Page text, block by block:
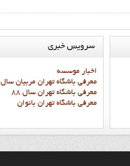
سرويس خبري
اخبار موسسه
معرفي باشگاه تهران مربيان سال 85 و87
معرفي باشگاه تهران سال 88
معرفي باشگاه تهران بانوان